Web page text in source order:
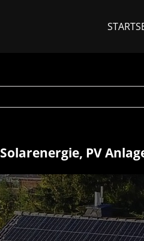
Solarenergie, PV